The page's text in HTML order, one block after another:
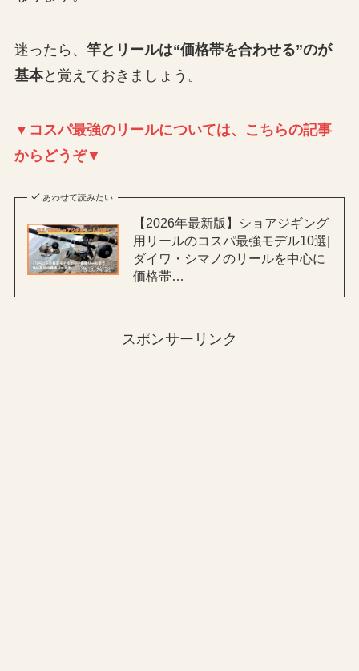
迷ったら、 竿とリールは“価格帯を合わせる”のが
基本と覚えておきましょう。
▼コスパ最強のリールについては、こちらの記事
からどうぞ▼
あわせて読みたい
【2026年最新版】ショアジギング
用リールのコスパ最強モデル10選|
ダイワ・シマノのリールを中心に
価格帯…
スポンサーリンク